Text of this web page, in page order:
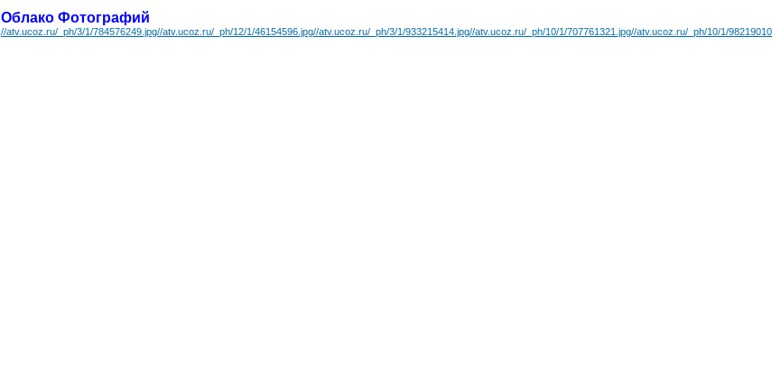
Облако Фотографий
//atv.ucoz.ru/_ph/3/1/784576249.jpg//atv.ucoz.ru/_ph/12/1/46154596.jpg//atv.ucoz.ru/_ph/3/1/933215414.jpg//atv.ucoz.ru/_ph/10/1/707761321.jpg//atv.ucoz.ru/_ph/10/1/